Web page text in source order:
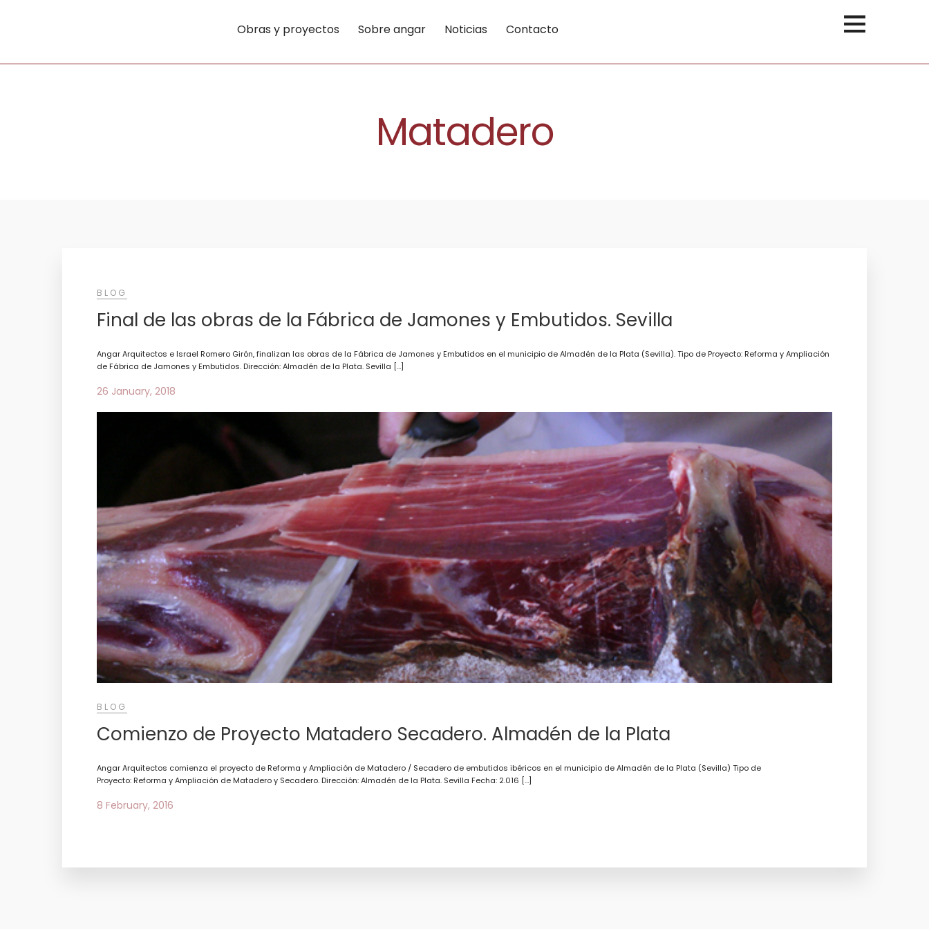
Obras y proyectos Sobre angar Noticias Contacto
Matadero
BLOG
Final de las obras de la Fábrica de Jamones y Embutidos. Sevilla
Angar Arquitectos e Israel Romero Girón, finalizan las obras de la Fábrica de Jamones y Embutidos en el municipio de Almadén de la Plata (Sevilla). Tipo de Proyecto: Reforma y Ampliación
de Fábrica de Jamones y Embutidos. Dirección: Almadén de la Plata. Sevilla […]
26 January, 2018
BLOG
Comienzo de Proyecto Matadero Secadero. Almadén de la Plata
Angar Arquitectos comienza el proyecto de Reforma y Ampliación de Matadero / Secadero de embutidos ibéricos en el municipio de Almadén de la Plata (Sevilla) Tipo de
Proyecto: Reforma y Ampliación de Matadero y Secadero. Dirección: Almadén de la Plata. Sevilla Fecha: 2.016 […]
8 February, 2016